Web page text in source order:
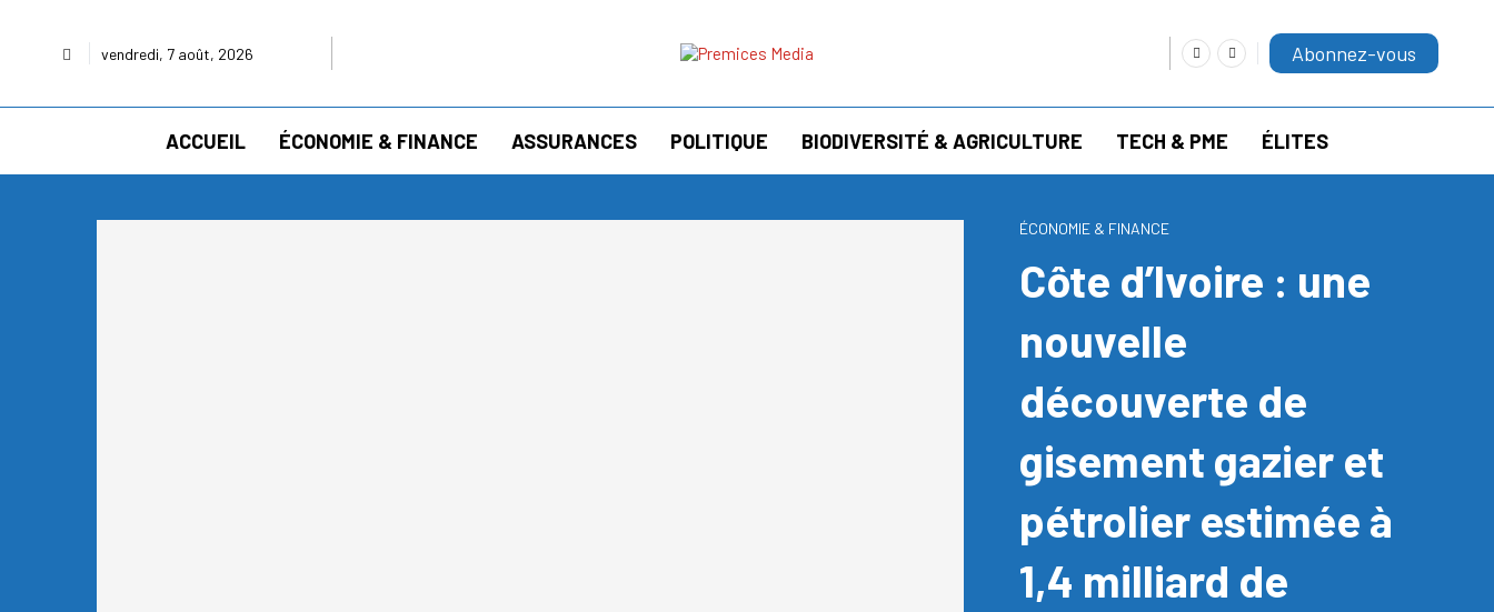
vendredi, 7 août, 2026 Abonnez-vous
ACCUEIL ÉCONOMIE & FINANCE ASSURANCES POLITIQUE BIODIVERSITÉ & AGRICULTURE TECH & PME ÉLITES
ÉCONOMIE & FINANCE
Côte d’Ivoire : une
nouvelle
découverte de
gisement gazier et
pétrolier estimée à
1,4 milliard de